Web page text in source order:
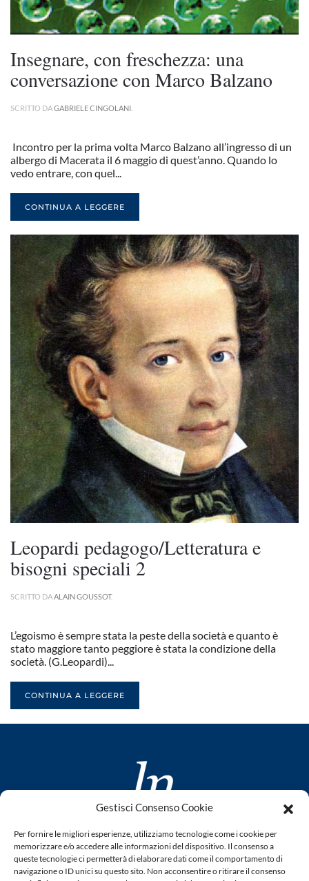
Gestisci Consenso Cookie
Per fornire le migliori esperienze, utilizziamo tecnologie come i cookie per
memorizzare e/o accedere alle informazioni del dispositivo. Il consenso a
queste tecnologie ci permetterà di elaborare dati come il comportamento di
navigazione o ID unici su questo sito. Non acconsentire o ritirare il consenso
Insegnare, con freschezza: una
conversazione con Marco Balzano
SCRITTO DAGABRIELE CINGOLANI
Incontro per la prima volta Marco Balzano all’ingresso di un
albergo di Macerata il 6 maggio di quest’anno. Quando lo
vedo entrare, con quel...
CONTINUA A LEGGERE
Leopardi pedagogo/Letteratura e
bisogni speciali 2
SCRITTO DAALAIN GOUSSOT.
L’egoismo è sempre stata la peste della società e quanto è
stato maggiore tanto peggiore è stata la condizione della
società. (G.Leopardi)...
CONTINUA A LEGGERE
www.laletteraturaenoi.it
fondato da Romano Luperini
Questo blog non rappresenta una testata giornalistica in